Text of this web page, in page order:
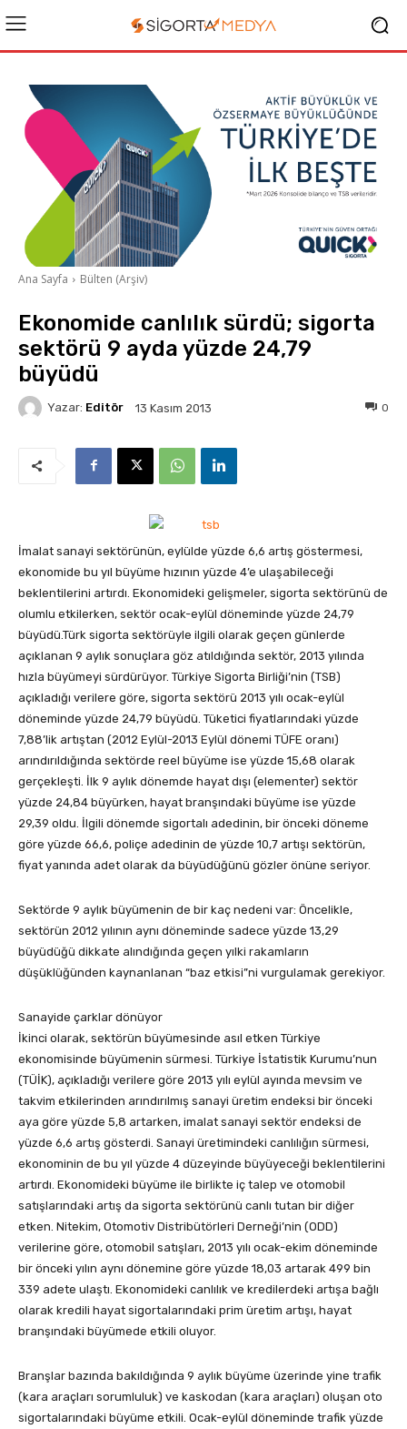
Ana Sayfa Bülten (Arşiv)
Ekonomide canlılık sürdü; sigorta
sektörü 9 ayda yüzde 24,79
büyüdü
Yazar: Editör 13 Kasım 2013 0
İmalat sanayi sektörünün, eylülde yüzde 6,6 artış göstermesi,
ekonomide bu yıl büyüme hızının yüzde 4’e ulaşabileceği
beklentilerini artırdı. Ekonomideki gelişmeler, sigorta sektörünü de
olumlu etkilerken, sektör ocak-eylül döneminde yüzde 24,79
büyüdü. Türk sigorta sektörüyle ilgili olarak geçen günlerde
açıklanan 9 aylık sonuçlara göz atıldığında sektör, 2013 yılında
hızla büyümeyi sürdürüyor. Türkiye Sigorta Birliği’nin (TSB)
açıkladığı verilere göre, sigorta sektörü 2013 yılı ocak-eylül
döneminde yüzde 24,79 büyüdü. Tüketici fiyatlarındaki yüzde
7,88’lik artıştan (2012 Eylül-2013 Eylül dönemi TÜFE oranı)
arındırıldığında sektörde reel büyüme ise yüzde 15,68 olarak
gerçekleşti. İlk 9 aylık dönemde hayat dışı (elementer) sektör
yüzde 24,84 büyürken, hayat branşındaki büyüme ise yüzde
29,39 oldu. İlgili dönemde sigortalı adedinin, bir önceki döneme
göre yüzde 66,6, poliçe adedinin de yüzde 10,7 artışı sektörün,
fiyat yanında adet olarak da büyüdüğünü gözler önüne seriyor.
Sektörde 9 aylık büyümenin de bir kaç nedeni var: Öncelikle,
sektörün 2012 yılının aynı döneminde sadece yüzde 13,29
büyüdüğü dikkate alındığında geçen yılki rakamların
düşüklüğünden kaynanlanan “baz etkisi”ni vurgulamak gerekiyor.
Sanayide çarklar dönüyor
İkinci olarak, sektörün büyümesinde asıl etken Türkiye
ekonomisinde büyümenin sürmesi. Türkiye İstatistik Kurumu’nun
(TÜİK), açıkladığı verilere göre 2013 yılı eylül ayında mevsim ve
takvim etkilerinden arındırılmış sanayi üretim endeksi bir önceki
aya göre yüzde 5,8 artarken, imalat sanayi sektör endeksi de
yüzde 6,6 artış gösterdi. Sanayi üretimindeki canlılığın sürmesi,
ekonominin de bu yıl yüzde 4 düzeyinde büyüyeceği beklentilerini
artırdı. Ekonomideki büyüme ile birlikte iç talep ve otomobil
satışlarındaki artış da sigorta sektörünü canlı tutan bir diğer
etken. Nitekim, Otomotiv Distribütörleri Derneği’nin (ODD)
verilerine göre, otomobil satışları, 2013 yılı ocak-ekim döneminde
bir önceki yılın aynı dönemine göre yüzde 18,03 artarak 499 bin
339 adete ulaştı. Ekonomideki canlılık ve kredilerdeki artışa bağlı
olarak kredili hayat sigortalarındaki prim üretim artışı, hayat
branşındaki büyümede etkili oluyor.
Branşlar bazında bakıldığında 9 aylık büyüme üzerinde yine trafik
(kara araçları sorumluluk) ve kaskodan (kara araçları) oluşan oto
sigortalarındaki büyüme etkili. Ocak-eylül döneminde trafik yüzde